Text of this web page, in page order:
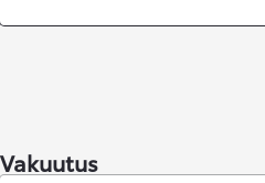
Vakuutus